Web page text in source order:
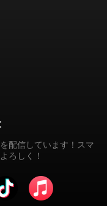
配信しています！スマ
ろしく！